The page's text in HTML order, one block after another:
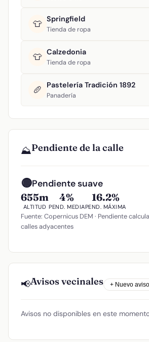
👕 Springfield
Tienda de ropa
👕 Calzedonia
Tienda de ropa
🥖 Pastelería Tradición 1892
Panadería
⛰️Pendiente de la calle
🟡Pendiente suave
655m
ALTITUD
4%
PEND. MEDIA
16.2%
PEND. MÁXIMA
Fuente: Copernicus DEM · Pendiente
calles adyacentes
📢Avisos vecinales + Nuevo aviso
Avisos no disponibles en este